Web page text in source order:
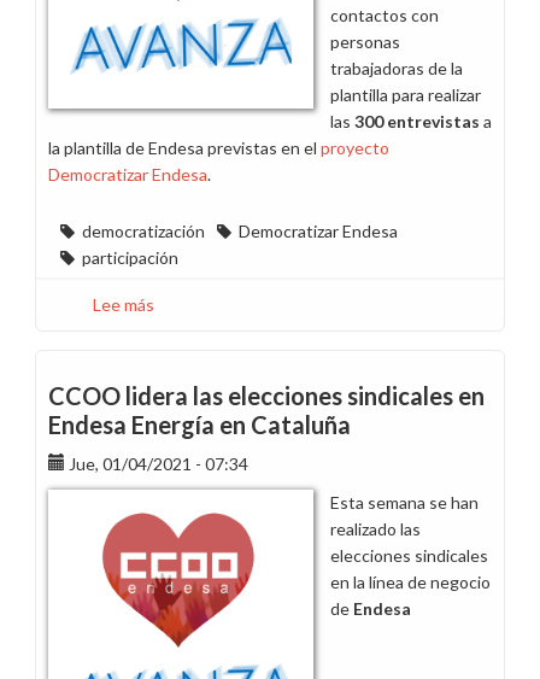
contactos con
personas
trabajadoras de la
plantilla para realizar
las 300 entrevistas a
la plantilla de Endesa previstas en el proyecto
Democratizar Endesa.
democratización
Democratizar Endesa
participación
Lee más
comenzado
las
entrevistas
de
Democratizar
Endesa
CCOO lidera las elecciones sindicales en
Endesa Energía en Cataluña
Jue, 01/04/2021 - 07:34
Esta semana se han
realizado las
elecciones sindicales
en la línea de negocio
de Endesa